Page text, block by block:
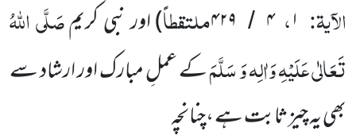
الآیۃ: ۱، ۴ / ۴۲۹ملتقطاً)اور نبی کریمصَلَّی اللّٰہُ
تَعَالٰی عَلَیْہِ وَاٰلِہ وَ سَلَّمَکے عملِ مبارک اور ارشاد سے
بھی یہ چیز ثابت ہے ،چنانچہ